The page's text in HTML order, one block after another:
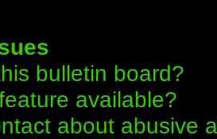
bulletin board?
available?
about abusive